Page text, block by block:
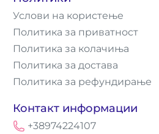
Услови на користење
Политика за приватност
Политика за колачиња
Политика за достава
Политика за рефундирање
Контакт информации
+38974224107